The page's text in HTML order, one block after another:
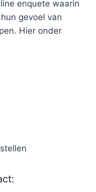
enquete waarin
gevoel van
Hier onder